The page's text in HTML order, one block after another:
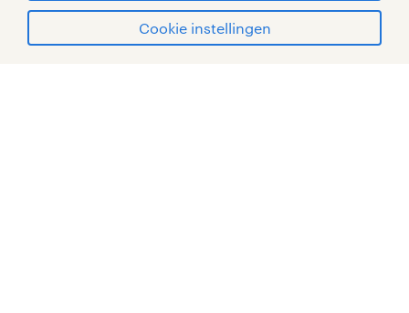
Cookie instellingen